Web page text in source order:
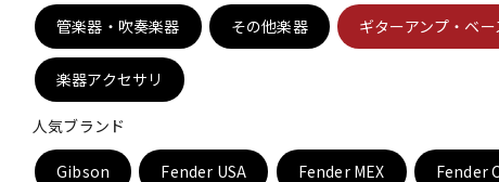
中古 ヴィンテージ
管楽器・吹奏楽器 その他楽器 ギターアンプ・ベ
楽器アクセサリ
人気ブランド
Gibson Fender USA Fender MEX Fender